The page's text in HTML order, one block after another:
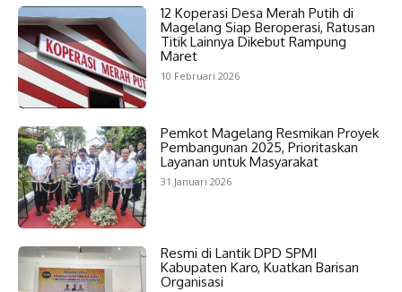
12 Koperasi Desa Merah Putih di
Magelang Siap Beroperasi, Ratusan
Titik Lainnya Dikebut Rampung
Maret
10 Februari 2026
Pemkot Magelang Resmikan Proyek
Pembangunan 2025, Prioritaskan
Layanan untuk Masyarakat
31 Januari 2026
Resmi di Lantik DPD SPMI
Kabupaten Karo, Kuatkan Barisan
Organisasi